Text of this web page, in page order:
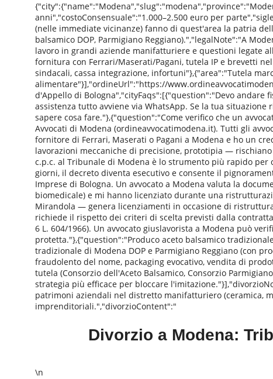
anni","costoConsensuale":"1.000–2.500 euro per
(nelle immediate vicinanze) fanno di quest'area la patria
balsamico DOP, Parmigiano Reggiano).","legalNote":"A
lavoro in grandi aziende manifatturiere e questioni legate
fornitura con Ferrari/Maserati/Pagani, tutela IP e brevetti
sindacali, cassa integrazione, infortuni"},{"area":"Tutela
alimentare"}],"ordineUrl":"https://
d'Appello di Bologna","cityFaqs":[{"question":"Devo andare
assistenza tutto avviene via WhatsApp. Se la tua
sapere cosa fare."},{"question":"Come verifico che un
Avvocati di Modena (ordineavvocatimodena.it). Tutti gli
fornitore di Ferrari, Maserati o Pagani a Modena e ho un
lavorazioni meccaniche di precisione, prototipia —
c.p.c. al Tribunale di Modena è lo strumento più rapido
giorni, il decreto diventa esecutivo e consente il
Imprese di Bologna. Un avvocato a Modena valuta la
biomedicale) e mi hanno licenziato durante una
Mirandola — genera licenziamenti in occasione di
richiede il rispetto dei criteri di scelta previsti dalla
6 L. 604/1966). Un avvocato giuslavorista a Modena può
protetta."},{"question":"Produco aceto balsamico
tradizionale di Modena DOP e Parmigiano Reggiano (con
fraudolento del nome, packaging evocativo, vendita di
tutela (Consorzio dell'Aceto Balsamico, Consorzio
strategia più efficace per bloccare
patrimoni aziendali nel distretto manifatturiero (ceramica,
imprenditoriali.","divorzioContent":"
Divorzio a Modena:
\n